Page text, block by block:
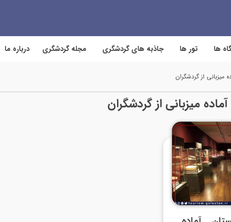
ها تور ها جاذبه های گردشگری مجله گردشگری درباره ما